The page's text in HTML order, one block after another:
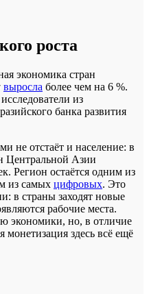
роста
экономика стран
выросла более чем на 6 %.
из
банка развития
не отстаёт и население: в
Центральной Азии
Регион остаётся одним из
из самых цифровых. Это
в страны заходят новые
рабочие места.
экономики, но, в отличие
здесь всё ещё